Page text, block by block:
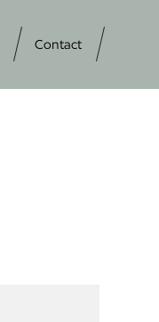
Contact